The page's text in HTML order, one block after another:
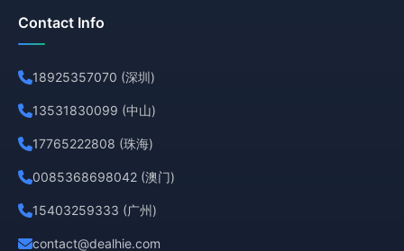
Contact Info
18925357070 (深圳)
13531830099 (中山)
17765222808 (珠海)
0085368698042 (澳门)
15403259333 (广州)
contact@dealhie.com